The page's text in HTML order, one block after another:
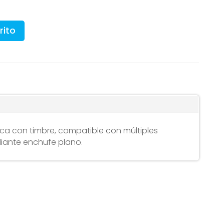
con timbre, compatible con múltiples
enchufe plano.